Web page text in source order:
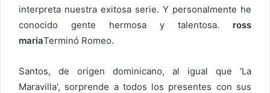
interpreta nuestra exitosa serie. Y personalmente he
conocido gente hermosa y talentosa. ross
mariaTerminó Romeo.
Santos, de origen dominicano, al igual que 'La
Maravilla', sorprende a todos los presentes con sus